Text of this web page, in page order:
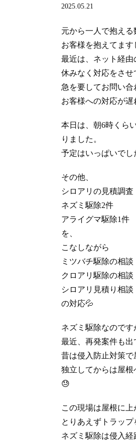
2025.05.21
元から一人で抱える
お客様を抱えてます
最近は、ネット経由
休みなく対応をさ
急を要してお問い合
お客様への対応が遅
本日は、朝6時くら
りました。
予定はいっぱいで
その他、
シロアリの見積調査
ネズミ駆除2件
アライグマ駆除1件
を、
こなしながら
ミツバチ駆除の相談
クロアリ駆除の相談
シロアリ見積り相談
の対応💦
ネズミ駆除なのです
最近、再発案件も出
昔は侵入防止対策
独立してからは屋
😓
この現場は屋根に
とりあえずトラップ
ネズミ駆除は侵入